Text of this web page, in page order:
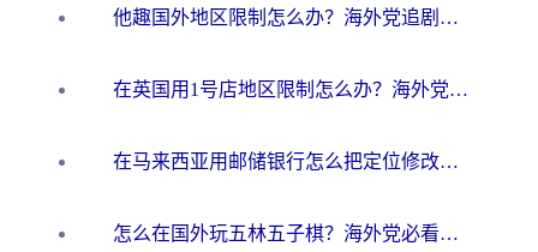
他趣国外地区限制怎么办？海外党追剧听歌看直播的一站式解决方案
在英国用1号店地区限制怎么办？海外党必看的回国加速全攻略
在马来西亚用邮储银行怎么把定位修改到中国国内？3个海外生活痛点一次解决
怎么在国外玩五林五子棋？海外党必看的回国加速全攻略（附优酷荔枝FM解决方法）